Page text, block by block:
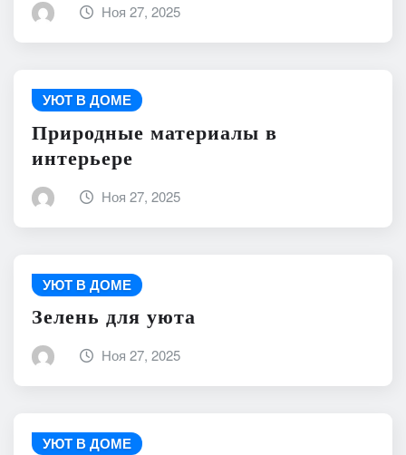
Ноя 27, 2025
УЮТ В ДОМЕ
Природные материалы в
интерьере
Ноя 27, 2025
УЮТ В ДОМЕ
Зелень для уюта
Ноя 27, 2025
УЮТ В ДОМЕ